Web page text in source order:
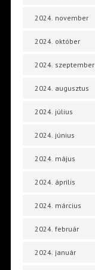
2024. november
2024. október
2024. szeptember
2024. augusztus
2024. július
2024. június
2024. május
2024. április
2024. március
2024. február
2024. január